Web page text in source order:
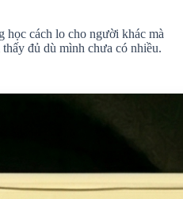
cách lo cho người khác mà
đủ dù mình chưa có nhiều.